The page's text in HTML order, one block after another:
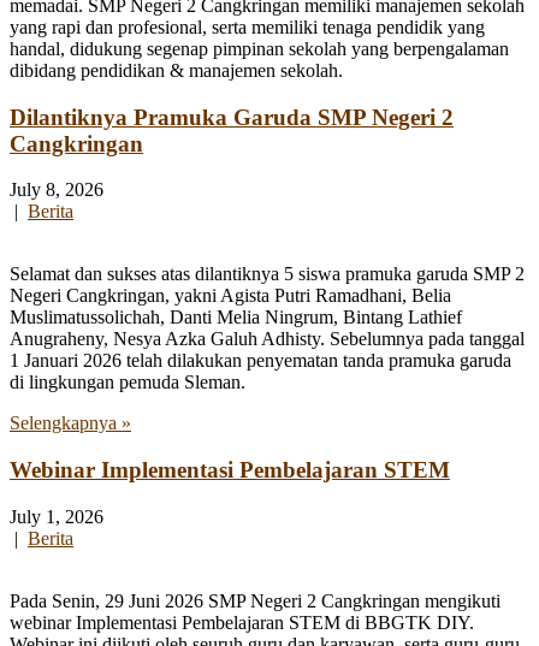
memadai. SMP Negeri 2 Cangkringan memiliki manajemen sekolah
yang rapi dan profesional, serta memiliki tenaga pendidik yang
handal, didukung segenap pimpinan sekolah yang berpengalaman
dibidang pendidikan & manajemen sekolah.
Dilantiknya Pramuka Garuda SMP Negeri 2
Cangkringan
July 8, 2026
| Berita
Selamat dan sukses atas dilantiknya 5 siswa pramuka garuda SMP 2
Negeri Cangkringan, yakni Agista Putri Ramadhani, Belia
Muslimatussolichah, Danti Melia Ningrum, Bintang Lathief
Anugraheny, Nesya Azka Galuh Adhisty. Sebelumnya pada tanggal
1 Januari 2026 telah dilakukan penyematan tanda pramuka garuda
di lingkungan pemuda Sleman.
Selengkapnya »
Webinar Implementasi Pembelajaran STEM
July 1, 2026
| Berita
Pada Senin, 29 Juni 2026 SMP Negeri 2 Cangkringan mengikuti
webinar Implementasi Pembelajaran STEM di BBGTK DIY.